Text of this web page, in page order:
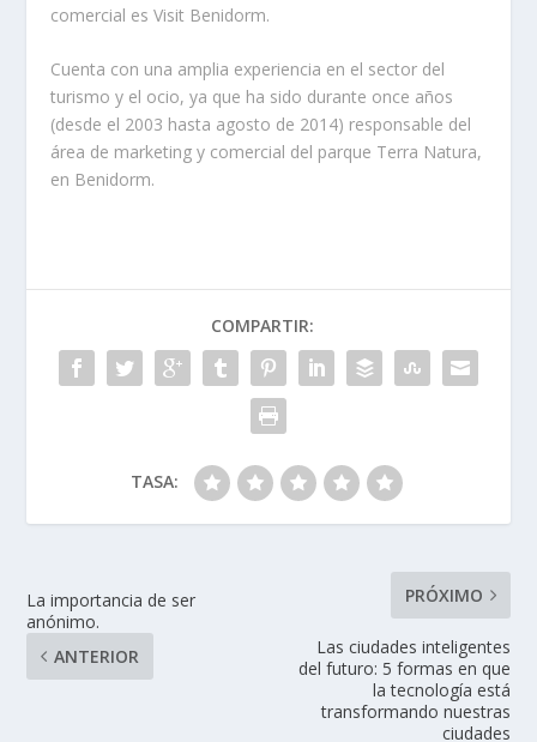
comercial es Visit Benidorm.
Cuenta con una amplia experiencia en el sector del
turismo y el ocio, ya que ha sido durante once años
(desde el 2003 hasta agosto de 2014) responsable del
área de marketing y comercial del parque Terra Natura,
en Benidorm.
COMPARTIR:
TASA:
La importancia de ser
anónimo.
ANTERIOR
PRÓXIMO
Las ciudades inteligentes
del futuro: 5 formas en que
la tecnología está
transformando nuestras
ciudades